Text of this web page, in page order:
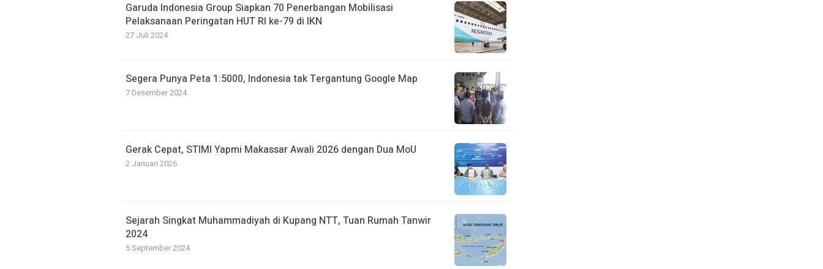
Garuda Indonesia Group Siapkan 70 Penerbangan Mobilisasi
Pelaksanaan Peringatan HUT RI ke-79 di IKN
27 Juli 2024
Segera Punya Peta 1:5000, Indonesia tak Tergantung Google Map
7 Desember 2024
Gerak Cepat, STIMI Yapmi Makassar Awali 2026 dengan Dua MoU
2 Januari 2026
Sejarah Singkat Muhammadiyah di Kupang NTT, Tuan Rumah Tanwir
2024
5 September 2024